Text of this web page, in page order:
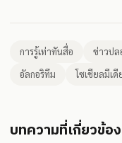
การรู้เท่าทันสื่อ ข่าวปล
อัลกอริทึม
โซเชียลมีเดี
บทความที่เกี่ยวข้อง